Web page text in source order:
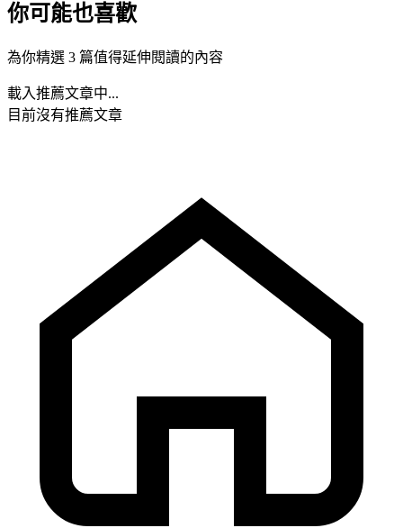
你可能也喜歡
為你精選 3 篇值得延伸閱讀的內容
載入推薦文章中...
目前沒有推薦文章